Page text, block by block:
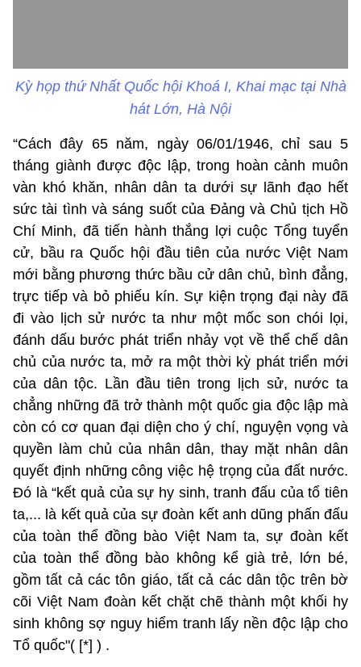
Kỳ họp thứ Nhất Quốc hội Khoá I, Khai mạc tại Nhà
hát Lớn, Hà Nội
“Cách đây 65 năm, ngày 06/01/1946, chỉ sau 5
tháng giành được độc lập, trong hoàn cảnh muôn
vàn khó khăn, nhân dân ta dưới sự lãnh đạo hết
sức tài tình và sáng suốt của Đảng và Chủ tịch Hồ
Chí Minh, đã tiến hành thắng lợi cuộc Tổng tuyển
cử, bầu ra Quốc hội đầu tiên của nước Việt Nam
mới bằng phương thức bầu cử dân chủ, bình đẳng,
trực tiếp và bỏ phiếu kín. Sự kiện trọng đại này đã
đi vào lịch sử nước ta như một mốc son chói lọi,
đánh dấu bước phát triển nhảy vọt về thể chế dân
chủ của nước ta, mở ra một thời kỳ phát triển mới
của dân tộc. Lần đầu tiên trong lịch sử, nước ta
chẳng những đã trở thành một quốc gia độc lập mà
còn có cơ quan đại diện cho ý chí, nguyện vọng và
quyền làm chủ của nhân dân, thay mặt nhân dân
quyết định những công việc hệ trọng của đất nước.
Đó là “kết quả của sự hy sinh, tranh đấu của tổ tiên
ta,... là kết quả của sự đoàn kết anh dũng phấn đấu
của toàn thể đồng bào Việt Nam ta, sự đoàn kết
của toàn thể đồng bào không kể già trẻ, lớn bé,
gồm tất cả các tôn giáo, tất cả các dân tộc trên bờ
cõi Việt Nam đoàn kết chặt chẽ thành một khối hy
sinh không sợ nguy hiểm tranh lấy nền độc lập cho
Tổ quốc"( [*] ) .